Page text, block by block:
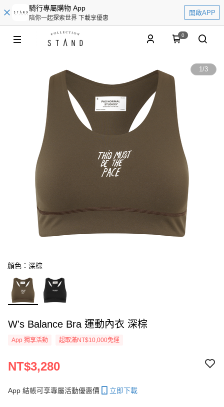
騎行專屬購物 App
陪你一起探索世界 下載享優惠
開啟APP
0
1/3
顏色：深棕
W's Balance Bra 運動內衣 深棕
App 獨享活動 超取滿NT$10,000免運
NT$3,280
App 結帳可享專屬活動優惠價 立即下載